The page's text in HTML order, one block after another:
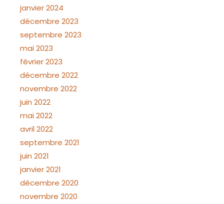
janvier 2024
décembre 2023
septembre 2023
mai 2023
février 2023
décembre 2022
novembre 2022
juin 2022
mai 2022
avril 2022
septembre 2021
juin 2021
janvier 2021
décembre 2020
novembre 2020